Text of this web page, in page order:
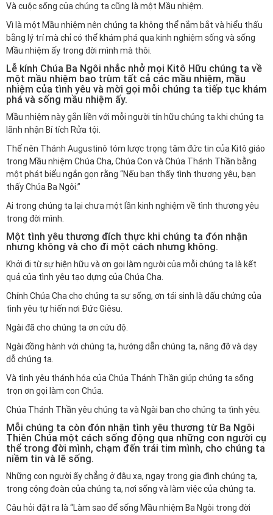
Và cuộc sống của chúng ta cũng là một Mầu nhiệm.
Vì là một Mầu nhiệm nên chúng ta không thể nắm bắt và hiểu thấu
bằng lý trí mà chỉ có thể khám phá qua kinh nghiệm sống và sống
Mầu nhiệm ấy trong đời mình mà thôi.
Lễ kính Chúa Ba Ngôi nhắc nhở mọi Kitô Hữu chúng ta về
một mầu nhiệm bao trùm tất cả các mầu nhiệm, mầu
nhiệm của tình yêu và mời gọi mỗi chúng ta tiếp tục khám
phá và sống mầu nhiệm ấy.
Mầu nhiệm này gắn liền với mỗi người tín hữu chúng ta khi chúng ta
lãnh nhận Bí tích Rửa tội.
Thế nên Thánh Augustinô tóm lược trọng tâm đức tin của Kitô giáo
trong Mầu nhiệm Chúa Cha, Chúa Con và Chúa Thánh Thần bằng
một phát biểu ngắn gọn rằng “Nếu bạn thấy tình thương yêu, bạn
thấy Chúa Ba Ngôi.”
Ai trong chúng ta lại chưa một lần kinh nghiệm về tình thương yêu
trong đời mình.
Một tình yêu thương đích thực khi chúng ta đón nhận
nhưng không và cho đi một cách nhưng không.
Khởi đi từ sự hiện hữu và ơn gọi làm người của mỗi chúng ta là kết
quả của tình yêu tạo dựng của Chúa Cha.
Chính Chúa Cha cho chúng ta sự sống, ơn tái sinh là dấu chứng của
tình yêu tự hiến nơi Đức Giêsu.
Ngài đã cho chúng ta ơn cứu độ.
Ngài đồng hành với chúng ta, hướng dẫn chúng ta, nâng đỡ và dạy
dỗ chúng ta.
Và tình yêu thánh hóa của Chúa Thánh Thần giúp chúng ta sống
trọn ơn gọi làm con Chúa.
Chúa Thánh Thần yêu chúng ta và Ngài ban cho chúng ta tình yêu.
Mỗi chúng ta còn đón nhận tình yêu thương từ Ba Ngôi
Thiên Chúa một cách sống động qua những con người cụ
thể trong đời mình, chạm đến trái tim mình, cho chúng ta
niềm tin và lẽ sống.
Những con người ấy chẳng ở đâu xa, ngay trong gia đình chúng ta,
trong cộng đoàn của chúng ta, nơi sống và làm việc của chúng ta.
Câu hỏi đặt ra là “Làm sao để sống Mầu nhiệm Ba Ngôi trong đời